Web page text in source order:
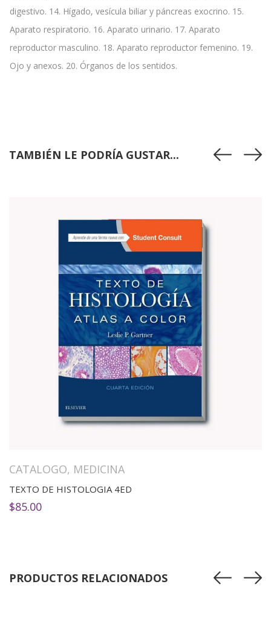
digestivo. 14. Hígado, vesícula biliar y páncreas exocrino. 15.
Aparato respiratorio. 16. Aparato urinario. 17. Aparato
reproductor masculino. 18. Aparato reproductor femenino. 19.
Ojo y anexos. 20. Órganos de los sentidos.
TAMBIÉN LE PODRÍA GUSTAR...
CATALOGO, MEDICINA
TEXTO DE HISTOLOGIA 4ED
$85.00
PRODUCTOS RELACIONADOS